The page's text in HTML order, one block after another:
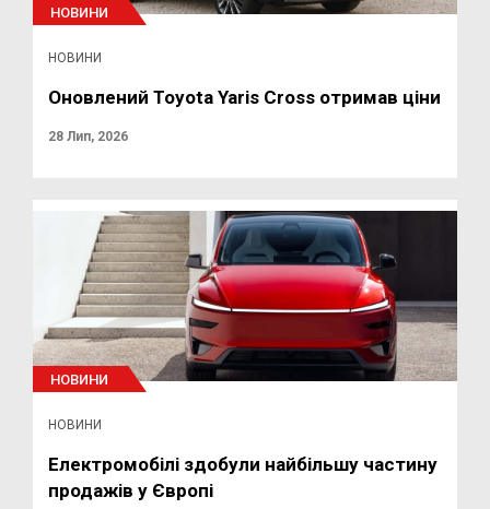
НОВИНИ
НОВИНИ
Оновлений Toyota Yaris Cross отримав ціни
28 Лип, 2026
НОВИНИ
НОВИНИ
Електромобілі здобули найбільшу частину
продажів у Європі